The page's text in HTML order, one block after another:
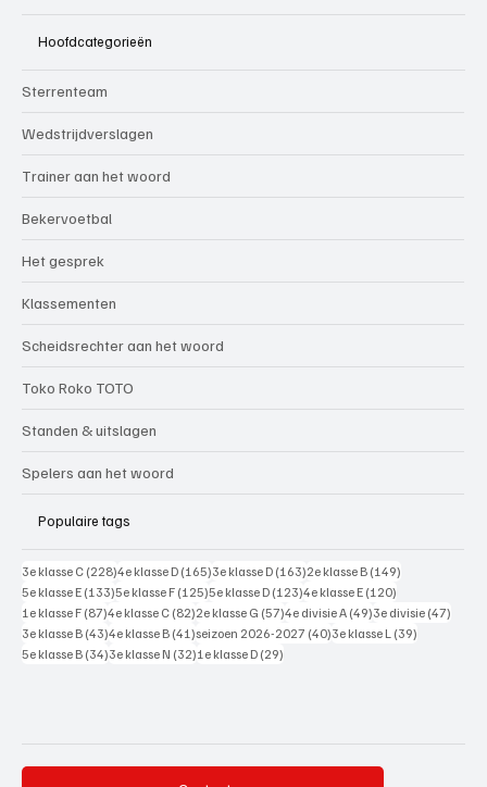
Hoofdcategorieën
Sterrenteam
Wedstrijdverslagen
Trainer aan het woord
Bekervoetbal
Het gesprek
Klassementen
Scheidsrechter aan het woord
Toko Roko TOTO
Standen & uitslagen
Spelers aan het woord
Populaire tags
3e klasse C (228)228 posts
4e klasse D (165)165 posts
3e klasse D (163)163 posts
2e klasse B (149)
5e klasse E (133)133 posts
5e klasse F (125)125 posts
5e klasse D (123)123 posts
4e klasse E (120)
1e klasse F (87)87 posts
4e klasse C (82)82 posts
2e klasse G (57)57 posts
4e divisie A (49)49 posts
3e divisie (47)
3e klasse B (43)43 posts
4e klasse B (41)41 posts
seizoen 2026-2027 (40)40 posts
3e klasse L (39)
5e klasse B (34)34 posts
3e klasse N (32)32 posts
1e klasse D (29)